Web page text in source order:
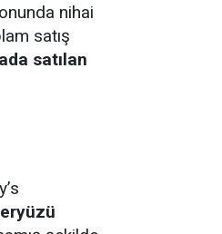
nihai
satış
satılan